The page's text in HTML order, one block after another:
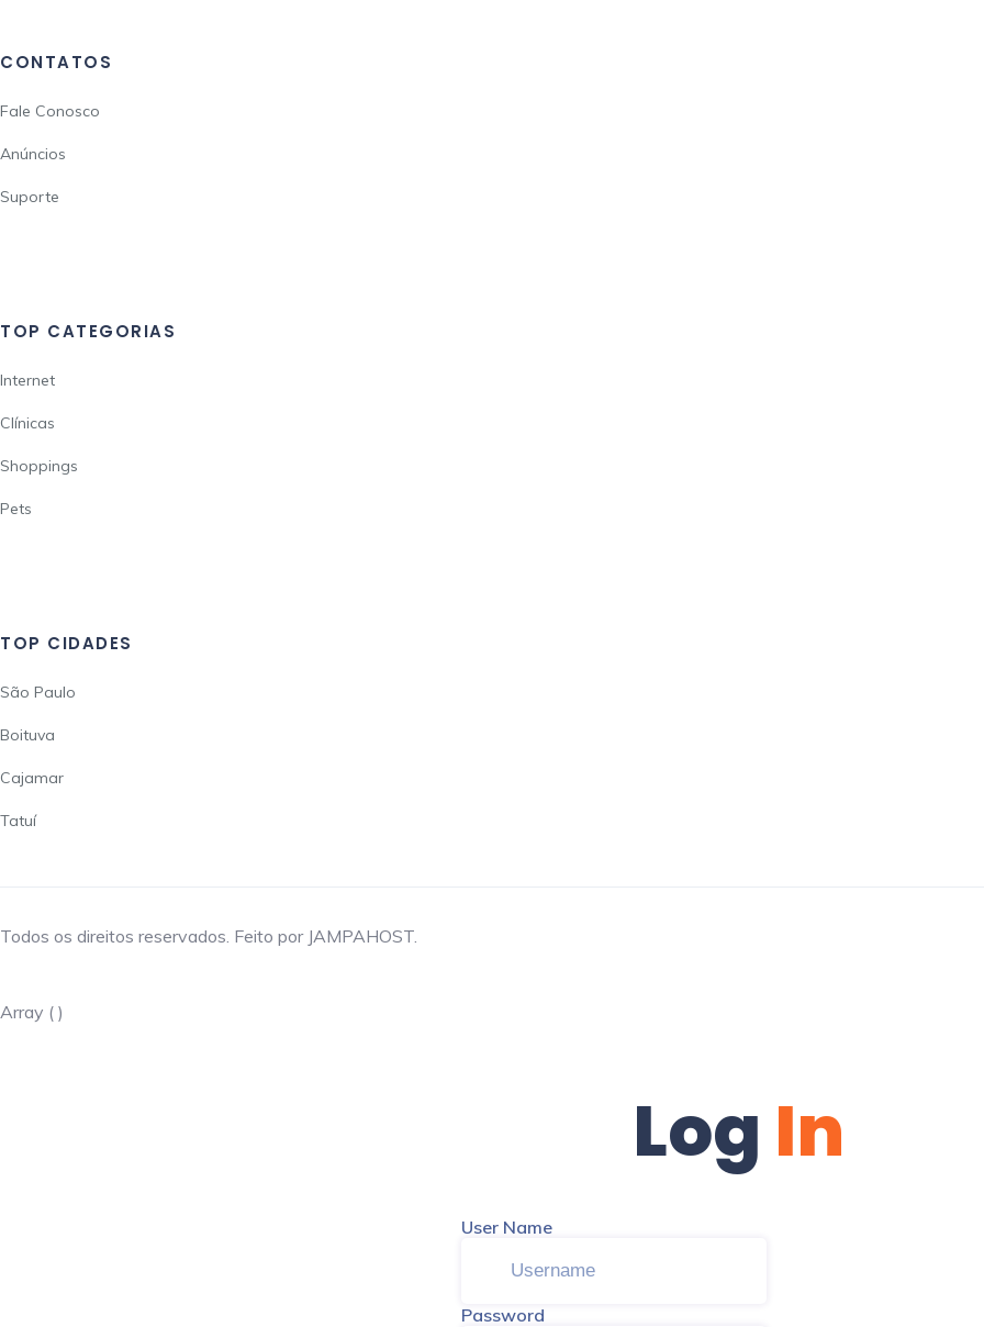
CONTATOS
Fale Conosco
Anúncios
Suporte
TOP CATEGORIAS
Internet
Clínicas
Shoppings
Pets
TOP CIDADES
São Paulo
Boituva
Cajamar
Tatuí
Todos os direitos reservados. Feito por JAMPAHOST.
Array ( )
Log In
User Name
Password